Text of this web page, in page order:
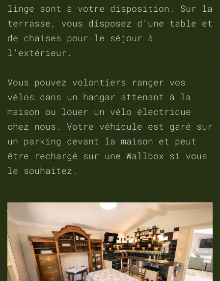
linge sont à votre disposition. Sur la
terrasse, vous disposez d'une table et
de chaises pour le séjour à
l’extérieur.
Vous pouvez volontiers ranger vos
vélos dans un hangar attenant à la
maison ou louer un vélo électrique
chez nous. Votre véhicule est garé sur
un parking devant la maison et peut
être rechargé sur une Wallbox si vous
le souhaitez.